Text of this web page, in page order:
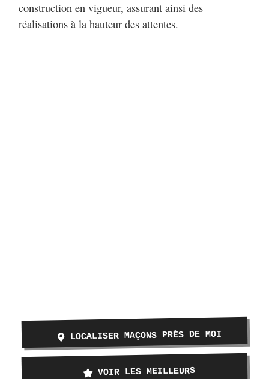
construction en vigueur, assurant ainsi des
réalisations à la hauteur des attentes.
LOCALISER MAÇONS PRÈS DE MOI
VOIR LES MEILLEURS